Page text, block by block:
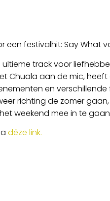
een festivalhit: Say What
ultieme track voor
Chuala aan de mic, heeft
en
richting de zomer
weekend mee in te
déze link.